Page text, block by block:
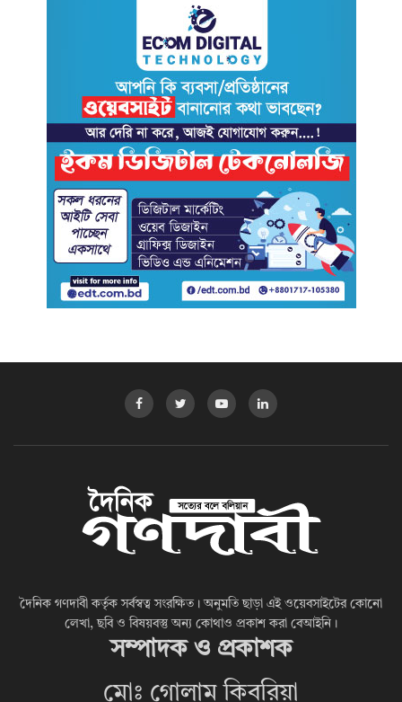
দৈনিক গণদাবী কর্তৃক সর্বস্বত্ব সংরক্ষিত। অনুমতি ছাড়া এই ওয়েবসাইটের কোনো
লেখা, ছবি ও বিষয়বস্তু অন্য কোথাও প্রকাশ করা বেআইনি।
সম্পাদক ও প্রকাশক
মোঃ গোলাম কিবরিয়া